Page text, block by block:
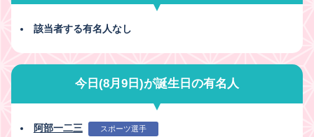
該当者する有名人なし
今日(8月9日)が誕生日の有名人
阿部一二三 スポーツ選手